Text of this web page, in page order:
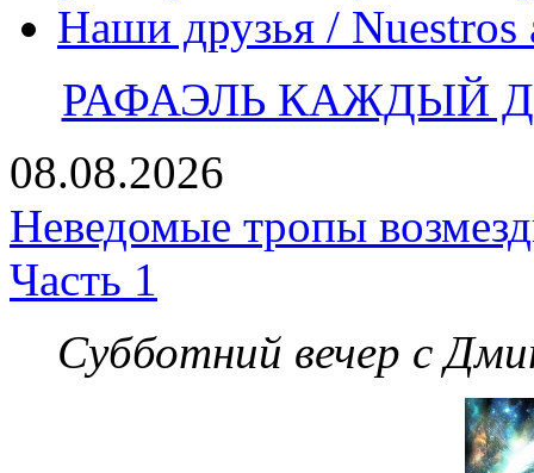
Наши друзья / Nuestros
РАФАЭЛЬ КАЖДЫЙ
08.08.2026
Неведомые тропы
Часть 1
Субботний вечер с